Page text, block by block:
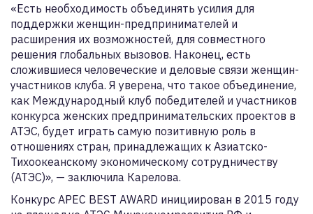
«Есть необходимость объединять усилия для
поддержки женщин-предпринимателей и
расширения их возможностей, для совместного
решения глобальных вызовов. Наконец, есть
сложившиеся человеческие и деловые связи женщин-
участников клуба. Я уверена, что такое объединение,
как Международный клуб победителей и участников
конкурса женских предпринимательских проектов в
АТЭС, будет играть самую позитивную роль в
отношениях стран, принадлежащих к Азиатско-
Тихоокеанскому экономическому сотрудничеству
(АТЭС)», — заключила Карелова.
Конкурс APEC BEST AWARD инициирован в 2015 году